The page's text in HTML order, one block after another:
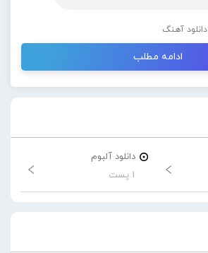
دانلود آهنگ
ادامه مطلب
دانلود آلبوم
1 پست